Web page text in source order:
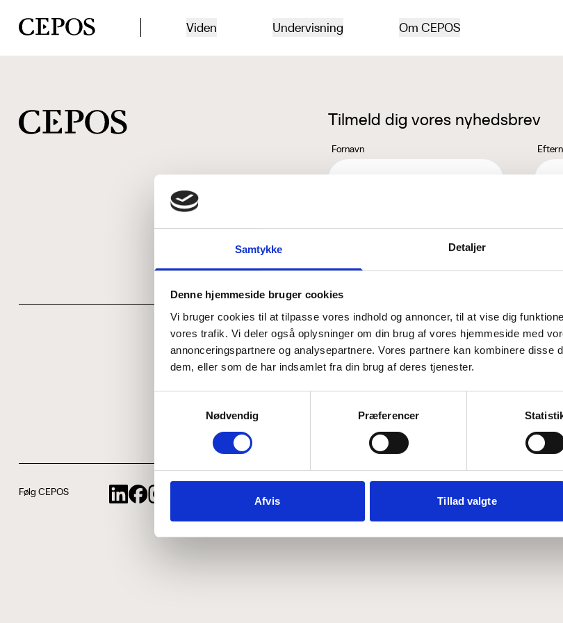
Samtykke Detaljer
Denne hjemmeside bruger cookies
Vi bruger cookies til at tilpasse vores indhold og annoncer, til at vise dig
vores trafik. Vi deler også oplysninger om din brug af vores hjemmeside med
annonceringspartnere og analysepartnere. Vores partnere kan kombinere disse
dem, eller som de har indsamlet fra din brug af deres tjenester.
Nødvendig
Præferencer
Afvis Tillad valgte
CEPOS logo Viden Undervisning Om CEPOS
Tilmeld dig vores nyhedsbrev
Fornavn
Jeg accepterer behandlingen af mine
Hvem er CEPOS
Vores værdier
Medarbejdere
Kontakt
Følg CEPOS